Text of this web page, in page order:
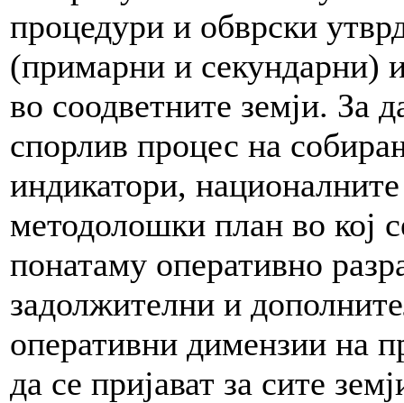
процедури и обврски
(примарни и секундарни)
во соодветните земји. За
спорлив процес на
индикатори,
методолошки план во кој
понатаму оперативно
задолжителни и
оперативни димензии на
да се пријават за сите